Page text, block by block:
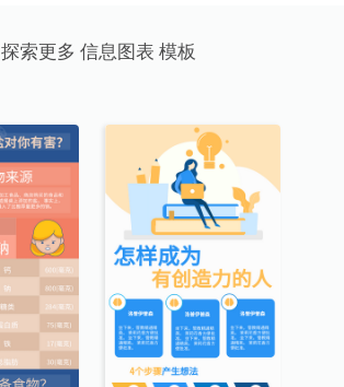
探索更多 信息图表 模板